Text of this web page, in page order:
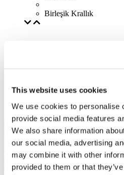
This website uses cookies
We use cookies to personalise
provide social media features
We also share information
our social media, advertising
may combine it with other
provided to them or that
Birleşik Krallık